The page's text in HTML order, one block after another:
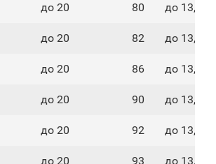
до 20 80
до 13,6
до 20 82
до 13,6
до 20 86
до 13,6
до 20 90
до 13,6
до 20 92
до 13,6
до 20 93 до 13,6